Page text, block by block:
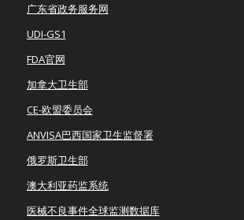
广东省政务服务网
UDI-GS1
FDA官网
加拿大卫生部
CE-欧盟委员会
ANVISA巴西国家卫生监督署
俄罗斯卫生部
澳大利亚药监系统
医械不良事件全球监测数据库